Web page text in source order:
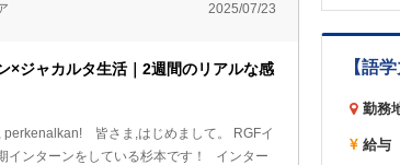
2025/07/23
×ジャカルタ生活｜2週間のリアルな感
perkenalkan! 皆さま,はじめまして。 RGFイ
インターンをしている杉本です！ インター
勤務
給与